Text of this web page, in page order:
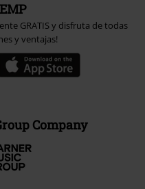
GRATIS y disfruta de todas
y ventajas!
Company